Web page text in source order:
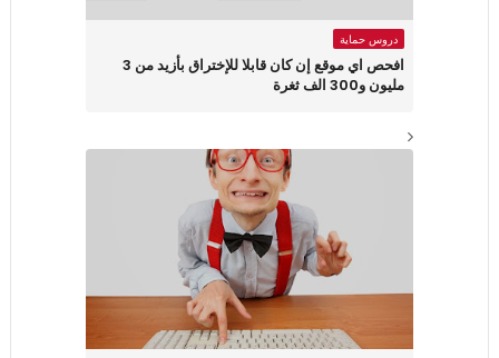
دروس حماية
افحص اي موقع إن كان قابلا للإختراق بأزيد من 3
مليون و300 الف ثغرة